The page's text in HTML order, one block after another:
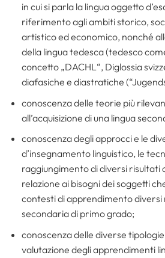
in cui si parla la lingua oggetto
riferimento agli ambiti storico,
artistico ed economico, nonché
della lingua tedesca (tedesco
concetto „DACHL“, Diglossia
diafasiche e diastratiche
conoscenza delle teorie più
all’acquisizione di una lingua
conoscenza degli approcci e le
d’insegnamento linguistico, le
raggiungimento di diversi risultati
relazione ai bisogni dei soggetti
contesti di apprendimento diversi
secondaria di primo grado;
conoscenza delle diverse
valutazione degli apprendimenti